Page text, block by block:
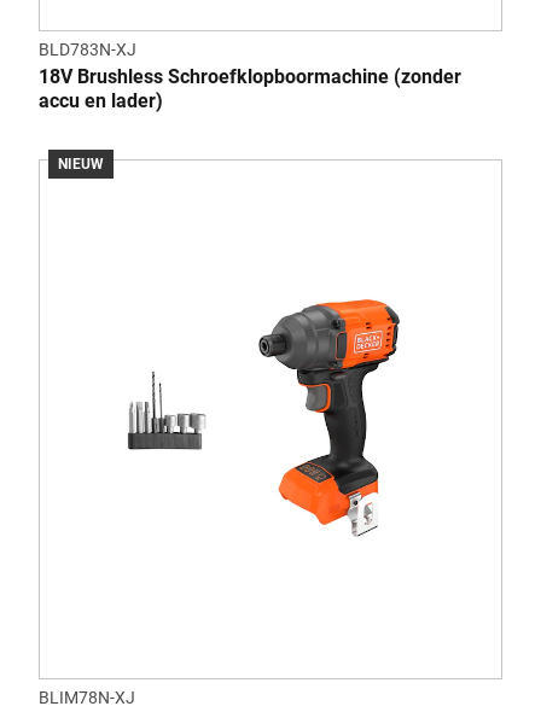
BLD783N-XJ
18V Brushless Schroefklopboormachine (zonder
accu en lader)
NIEUW
BLIM78N-XJ